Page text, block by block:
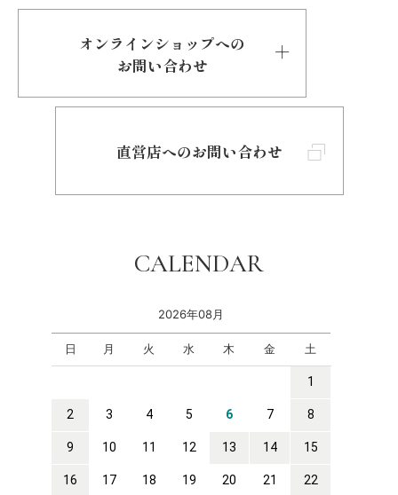
オンラインショップへの
お問い合わせ
直営店へのお問い合わせ
CALENDAR